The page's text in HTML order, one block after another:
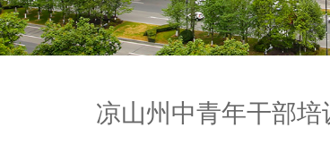
凉山州中青年干部